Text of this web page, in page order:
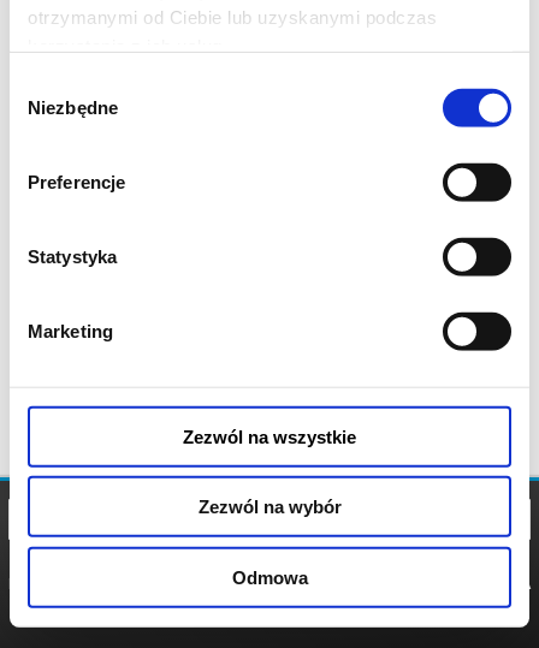
otrzymanymi od Ciebie lub uzyskanymi podczas
zgody
Niezbędne
Preferencje
Statystyka
Marketing
Zezwól na wszystkie
Zezwól na wybór
Odmowa
POLITYKA
POLITYKA